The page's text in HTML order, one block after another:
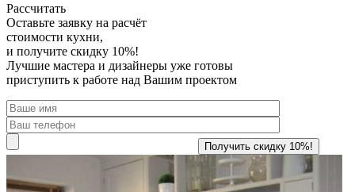
Рассчитать
Оставьте заявку на расчёт
стоимости кухни,
и получите скидку 10%!
Лучшие мастера и дизайнеры уже готовы
приступить к работе над Вашим проектом